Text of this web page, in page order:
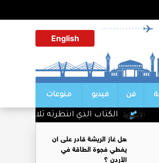
English
فن فيديو منوعات
الكتاب الذي انتظرته ثلاثين عامًا...
هل غاز الريشة قادر على ان
يغطي فجوة الطاقة في
الأردن ؟